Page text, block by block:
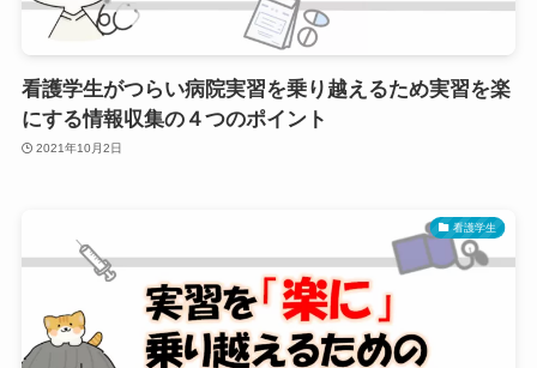
看護学生がつらい病院実習を乗り越えるため実習を楽
にする情報収集の４つのポイント
2021年10月2日
看護学生